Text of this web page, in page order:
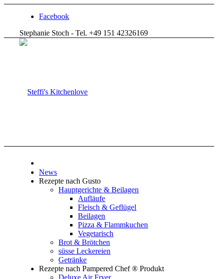
Facebook
Stephanie Stoch - Tel. +49 151 42326169
News
Rezepte nach Gusto
Hauptgerichte & Beilagen
Aufläufe
Fleisch & Geflügel
Beilagen
Pizza & Flammkuchen
Vegetarisch
Brot & Brötchen
süsse Leckereien
Getränke
Rezepte nach Pampered Chef ® Produkt
Deluxe Air Fryer